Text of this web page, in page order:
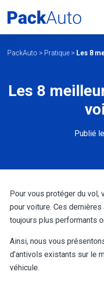
PackAuto > Pratique > Les 8
Les 8
Publié
Pour vous protéger du vol,
pour voiture. Ces
toujours plus performants
Ainsi, nous vous
d’antivols existants sur le
véhicule.